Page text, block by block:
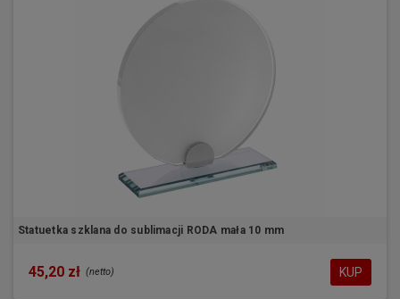
Statuetka szklana do sublimacji RODA mała 10 mm
45,20 zł (netto) KUP